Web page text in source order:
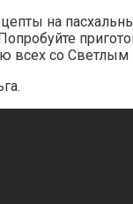
на
всех со